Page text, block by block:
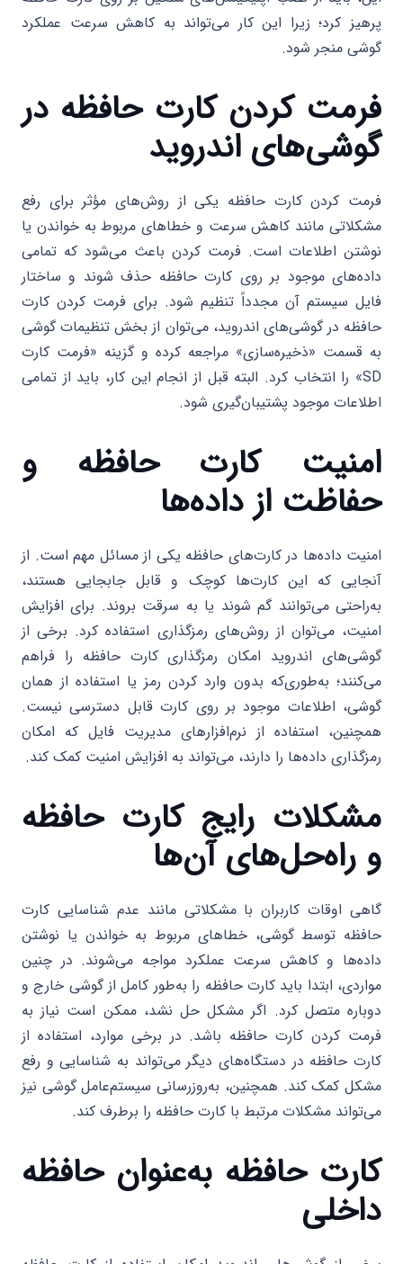
پرهیز کرد؛ زیرا این کار می‌تواند به کاهش سرعت عملکرد
گوشی منجر شود.
فرمت کردن کارت حافظه در
گوشی‌های اندروید
فرمت کردن کارت حافظه یکی از روش‌های مؤثر برای رفع
مشکلاتی مانند کاهش سرعت و خطاهای مربوط به خواندن یا
نوشتن اطلاعات است. فرمت کردن باعث می‌شود که تمامی
داده‌های موجود بر روی کارت حافظه حذف شوند و ساختار
فایل سیستم آن مجدداً تنظیم شود. برای فرمت کردن کارت
حافظه در گوشی‌های اندروید، می‌توان از بخش تنظیمات گوشی
به قسمت «ذخیره‌سازی» مراجعه کرده و گزینه «فرمت کارت
SD» را انتخاب کرد. البته قبل از انجام این کار، باید از تمامی
اطلاعات موجود پشتیبان‌گیری شود.
امنیت کارت حافظه و
حفاظت از داده‌ها
امنیت داده‌ها در کارت‌های حافظه یکی از مسائل مهم است. از
آنجایی که این کارت‌ها کوچک و قابل جابجایی هستند،
به‌راحتی می‌توانند گم شوند یا به سرقت بروند. برای افزایش
امنیت، می‌توان از روش‌های رمزگذاری استفاده کرد. برخی از
گوشی‌های اندروید امکان رمزگذاری کارت حافظه را فراهم
می‌کنند؛ به‌طوری‌که بدون وارد کردن رمز یا استفاده از همان
گوشی، اطلاعات موجود بر روی کارت قابل دسترسی نیست.
همچنین، استفاده از نرم‌افزارهای مدیریت فایل که امکان
رمزگذاری داده‌ها را دارند، می‌تواند به افزایش امنیت کمک کند.
مشکلات رایج کارت حافظه
و راه‌حل‌های آن‌ها
گاهی اوقات کاربران با مشکلاتی مانند عدم شناسایی کارت
حافظه توسط گوشی، خطاهای مربوط به خواندن یا نوشتن
داده‌ها و کاهش سرعت عملکرد مواجه می‌شوند. در چنین
مواردی، ابتدا باید کارت حافظه را به‌طور کامل از گوشی خارج و
دوباره متصل کرد. اگر مشکل حل نشد، ممکن است نیاز به
فرمت کردن کارت حافظه باشد. در برخی موارد، استفاده از
کارت حافظه در دستگاه‌های دیگر می‌تواند به شناسایی و رفع
مشکل کمک کند. همچنین، به‌روزرسانی سیستم‌عامل گوشی نیز
می‌تواند مشکلات مرتبط با کارت حافظه را برطرف کند.
کارت حافظه به‌عنوان حافظه
داخلی